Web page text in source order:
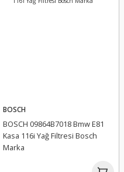
BOSCH
BOSCH 09864B7018 Bmw E81
Kasa 116i Yağ Filtresi Bosch
Marka